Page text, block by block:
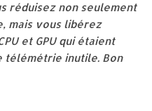
réduisez non seulement
mais vous libérez
et GPU qui étaient
télémétrie inutile. Bon